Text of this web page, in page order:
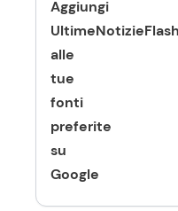
Aggiungi
UltimeNotizieFlash
alle
tue
fonti
preferite
su
Google